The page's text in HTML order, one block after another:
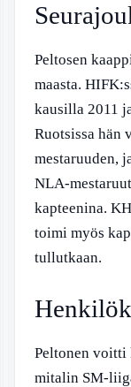
Peltosen
maasta.
kausilla 2011
Ruotsissa hän
mestaruuden,
NLA-
kapteenina.
toimi myös
tullutkaan.
Peltonen voitti
mitalin SM-